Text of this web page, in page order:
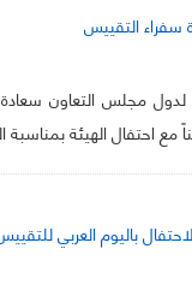
سفراء التقييس
مجلس التعاون
مع احتفال الهيئة
باليوم العربي للتقييس